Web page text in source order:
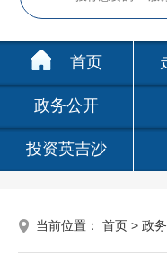
首页
政务公开
投资英吉沙
当前位置： 首页 > 政